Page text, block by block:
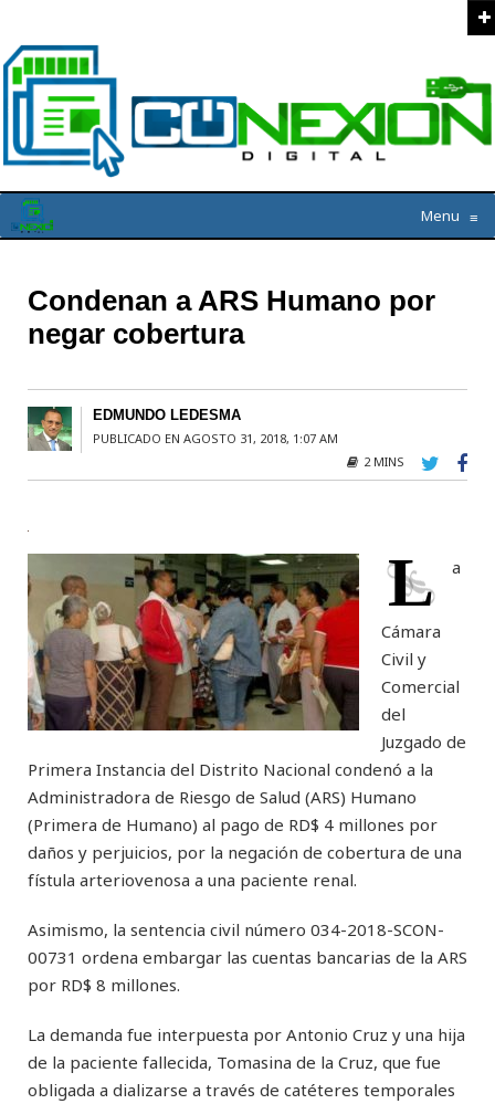
Menu ≡
Condenan a ARS Humano por
negar cobertura
EDMUNDO LEDESMA
PUBLICADO EN AGOSTO 31, 2018, 1:07 AM
2 MINS
L a
Cámara
Civil y
Comercial
del
Juzgado de
Primera Instancia del Distrito Nacional condenó a la
Administradora de Riesgo de Salud (ARS) Humano
(Primera de Humano) al pago de RD$ 4 millones por
daños y perjuicios, por la negación de cobertura de una
fístula arteriovenosa a una paciente renal.
Asimismo, la sentencia civil número 034-2018-SCON-
00731 ordena embargar las cuentas bancarias de la ARS
por RD$ 8 millones.
La demanda fue interpuesta por Antonio Cruz y una hija
de la paciente fallecida, Tomasina de la Cruz, que fue
obligada a dializarse a través de catéteres temporales